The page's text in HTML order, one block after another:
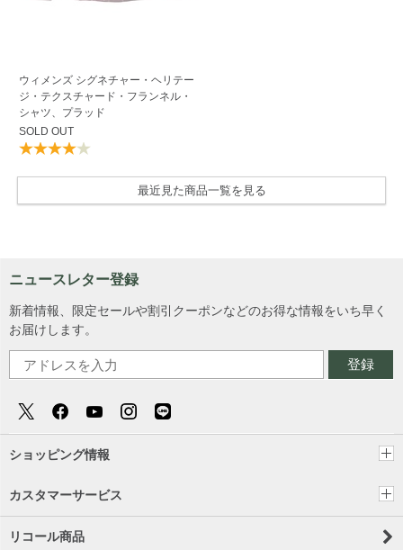
ウィメンズ シグネチャー・ヘリテー
ジ・テクスチャード・フランネル・
シャツ、プラッド
SOLD OUT
最近見た商品一覧を見る
ニュースレター登録
新着情報、限定セールや割引クーポンなどのお得な情報をいち早く
お届けします。
登録
ショッピング情報
カスタマーサービス
リコール商品